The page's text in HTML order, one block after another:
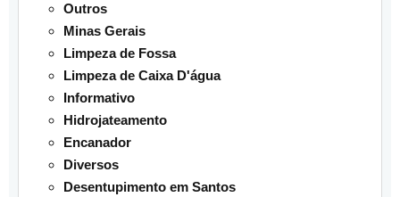
Outros
Minas Gerais
Limpeza de Fossa
Limpeza de Caixa D'água
Informativo
Hidrojateamento
Encanador
Diversos
Desentupimento em Santos